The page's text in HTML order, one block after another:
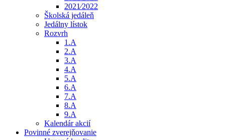
2021⁄2022
Školská jedáleň
Jedálny lístok
Rozvrh
1.A
2.A
3.A
4.A
5.A
6.A
7.A
8.A
9.A
Kalendár akcií
Povinné zverejňovanie